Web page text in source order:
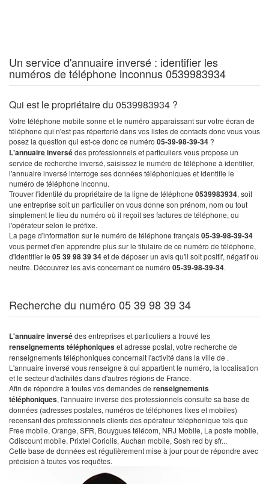
Un service d'annuaire inversé : identifier les
numéros de téléphone inconnus 0539983934
Qui est le propriétaire du 0539983934 ?
Votre téléphone mobile sonne et le numéro apparaissant sur votre écran de
téléphone qui n'est pas répertorié dans vos listes de contacts donc vous vous
posez la question qui est-ce donc ce numéro 05-39-98-39-34 ?
L'annuaire inversédes professionnels et particuliers vous propose un
service de recherche inversé, saisissez le numéro de téléphone à identifier,
l'annuaire inversé interroge ses données téléphoniques et identifie le
numéro de téléphone inconnu.
Trouver l'identité du propriétaire de la ligne de téléphone 0539983934, soit
une entreprise soit un particulier on vous donne son prénom, nom ou tout
simplement le lieu du numéro où il reçoit ses factures de téléphone, ou
l'opérateur selon le préfixe.
La page d'information sur le numéro de téléphone français05-39-98-39-34
vous permet d'en apprendre plus sur le titulaire de ce numéro de téléphone,
d'identifier le 05 39 98 39 34et de déposer un avis qu'il soit positif, négatif ou
neutre. Découvrez les avis concernant ce numéro 05-39-98-39-34.
Recherche du numéro 05 39 98 39 34
L'annuaire inversédes entreprises et particuliers a trouvé les
renseignements téléphoniqueset adresse postal, votre recherche de
renseignements téléphoniques concernait l'activité dans la ville de .
L'annuaire inversé vous renseigne à qui appartient le numéro, la localisation
et le secteur d'activités dans d'autres régions de France.
Afin de répondre à toutes vos demandes de renseignements
téléphoniques, l'annuaire inverse des professionnels consulte sa base de
données (adresses postales, numéros de téléphones fixes et mobiles)
recensant des professionnels clients des opérateur téléphonique tels que
Free mobile, Orange, SFR, Bouygues télécom, NRJ Mobile, La poste mobile,
Cdiscount mobile, Prixtel Coriolis, Auchan mobile, Sosh red by sfr...
Cette base de données est régulièrement mise à jour pour de répondre avec
précision à toutes vos requêtes.